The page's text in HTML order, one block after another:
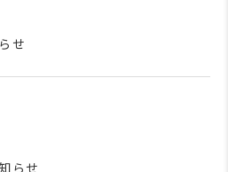
せ
らせ